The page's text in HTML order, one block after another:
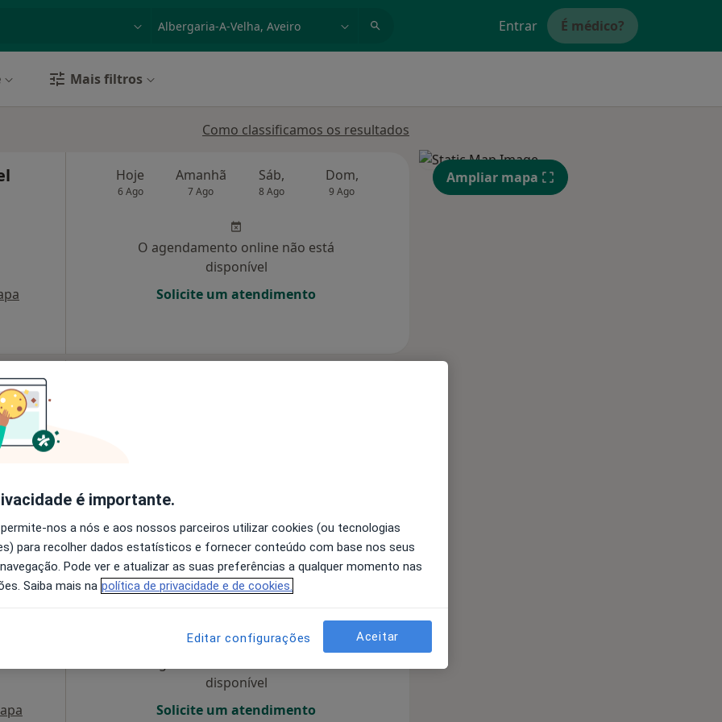
Entrar É médico?
Mais filtros
Como classificamos os resultados
Hoje
6 Ago
Amanhã
7 Ago
Sáb,
8 Ago
Dom,
9 Ago
Segunda-feira Ter, Qua
12 Ago
O agendamento online não está
disponível
Solicite um atendimento
Aveiro •Mapa
Solicite um atendimento
Hoje Amanhã Sáb,
disponível
Solicite um atendimento
Ampliar mapa
é importante.
nos a nós e aos nossos parceiros utilizar cookies (ou tecnologias
para recolher dados estatísticos e fornecer conteúdo com base nos seus
Pode ver e atualizar as suas preferências a qualquer momento nas
Saiba mais na política de privacidade e de cookies.
Editar configurações Aceitar